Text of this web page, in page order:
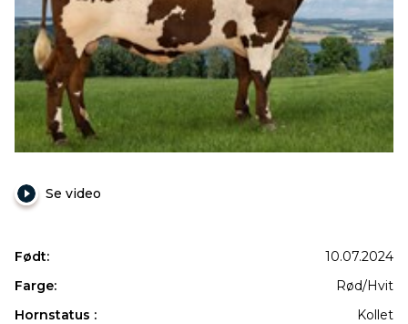
Se video
Født:
10.07.2024
Farge:
Rød/Hvit
Hornstatus :
Kollet